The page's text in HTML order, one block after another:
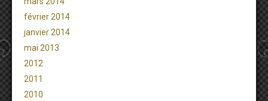
février 2014
janvier 2014
mai 2013
2012
2011
2010